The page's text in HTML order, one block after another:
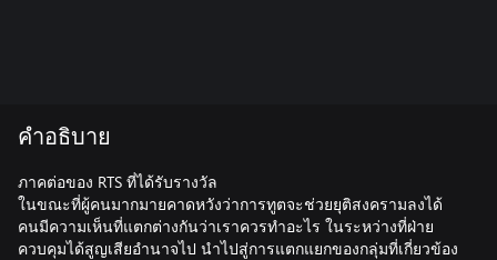
คำอธิบาย
ภาคต่อของ RTS ที่ได้รับรางวัล
ในขณะที่ผู้คนมากมายคาดหวังว่าการทูตจะช่วยยุติสงครามลงได้
คนมีความเห็นที่แตกต่างกันว่าเราควรทำอะไร ในระหว่างที่ฝ่าย
ควบคุมได้สูญเสียอำนาจไป นำไปสู่การแตกแยกของกลุ่มที่เกี่ยวข้อง